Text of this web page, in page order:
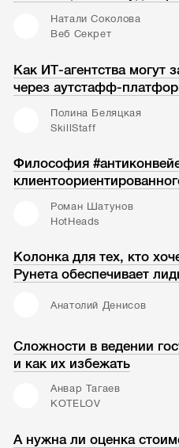
Натали Соколова
Веб Секрет
Как ИТ-агентства могут
через аутстафф-
Полина Беляцкая
SkillStaff
Философия
Роман Шатунов
HotHeads
Колонка для тех, кто
Рунета обеспечивает
Анатолий Денисов
Сложности в ведении
и как их избежать
Анвар Тагаев
KOTELOV
А нужна ли оценка